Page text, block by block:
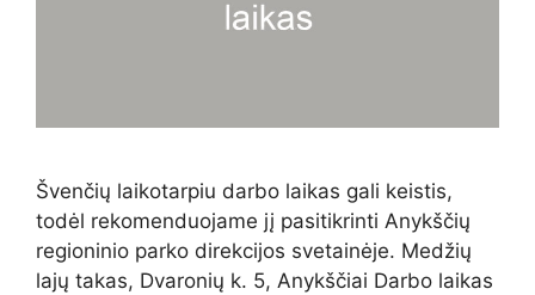
Švenčių laikotarpiu darbo laikas gali keistis,
todėl rekomenduojame jį pasitikrinti Anykščių
regioninio parko direkcijos svetainėje. Medžių
lajų takas, Dvaronių k. 5, Anykščiai Darbo laikas